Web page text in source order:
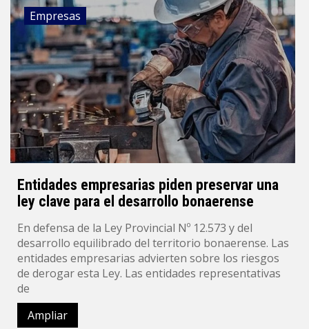
Empresas
Entidades empresarias piden preservar una
ley clave para el desarrollo bonaerense
En defensa de la Ley Provincial Nº 12.573 y del
desarrollo equilibrado del territorio bonaerense. Las
entidades empresarias advierten sobre los riesgos
de derogar esta Ley. Las entidades representativas
de
Ampliar